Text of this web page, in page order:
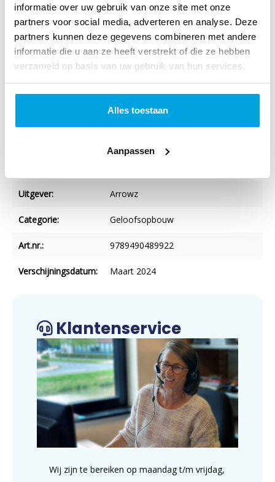
informatie over uw gebruik van onze site met onze
partners voor social media, adverteren en analyse. Deze
partners kunnen deze gegevens combineren met andere
informatie die u aan ze heeft verstrekt of die ze hebben
verzameld op basis van uw gebruik van hun services.
Alles toestaan
Aanpassen
Specificaties
Titel: Geloofsheldinnen (e-book)
Auteur: Tom Doyle
Epub
Uitgever: Arrowz
Categorie: Geloofsopbouw
Art.nr.: 9789490489922
Verschijningsdatum: Maart 2024
Klantenservice
Wij zijn te bereiken op maandag t/m vrijdag,